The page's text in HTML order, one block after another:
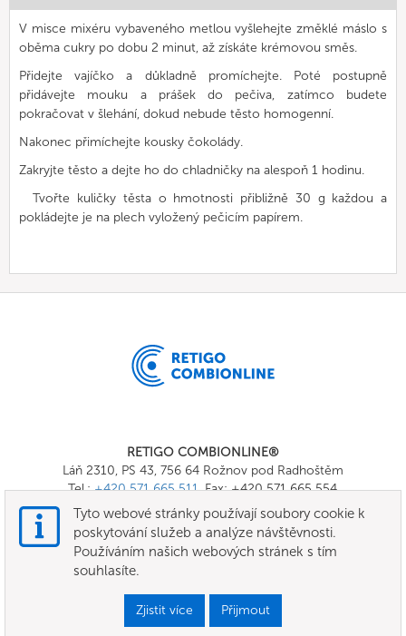
V misce mixéru vybaveného metlou vyšlehejte změklé máslo s
oběma cukry po dobu 2 minut, až získáte krémovou směs.
Přidejte vajíčko a důkladně promíchejte. Poté postupně
přidávejte mouku a prášek do pečiva, zatímco budete
pokračovat v šlehání, dokud nebude těsto homogenní.
Nakonec přimíchejte kousky čokolády.
Zakryjte těsto a dejte ho do chladničky na alespoň 1 hodinu.
Tvořte kuličky těsta o hmotnosti přibližně 30 g každou a
pokládejte je na plech vyložený pečicím papírem.
RETIGO COMBIONLINE®
Láň 2310, PS 43, 756 64 Rožnov pod Radhoštěm
Tel.:+420 571 665 511, Fax: +420 571 665 554
E-mail:
info@combionline.com
Všeobecné smluvní podmínky
Tyto webové stránky používají soubory cookie k
poskytování služeb a analýze návštěvnosti.
Používáním našich webových stránek s tím
souhlasíte.
Zjistit více Přijmout